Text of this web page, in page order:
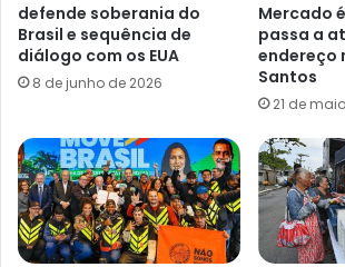
defende soberania do
Brasil e sequência de
diálogo com os EUA
8 de junho de 2026
Mercado
passa a
endereço
Santos
21 de